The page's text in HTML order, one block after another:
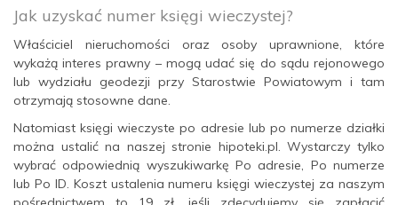
Jak uzyskać numer księgi wieczystej?
Właściciel nieruchomości oraz osoby uprawnione, które
wykażą interes prawny – mogą udać się do sądu rejonowego
lub wydziału geodezji przy Starostwie Powiatowym i tam
otrzymają stosowne dane.
Natomiast księgi wieczyste po adresie lub po numerze działki
można ustalić na naszej stronie hipoteki.pl. Wystarczy tylko
wybrać odpowiednią wyszukiwarkę Po adresie, Po numerze
lub Po ID. Koszt ustalenia numeru księgi wieczystej za naszym